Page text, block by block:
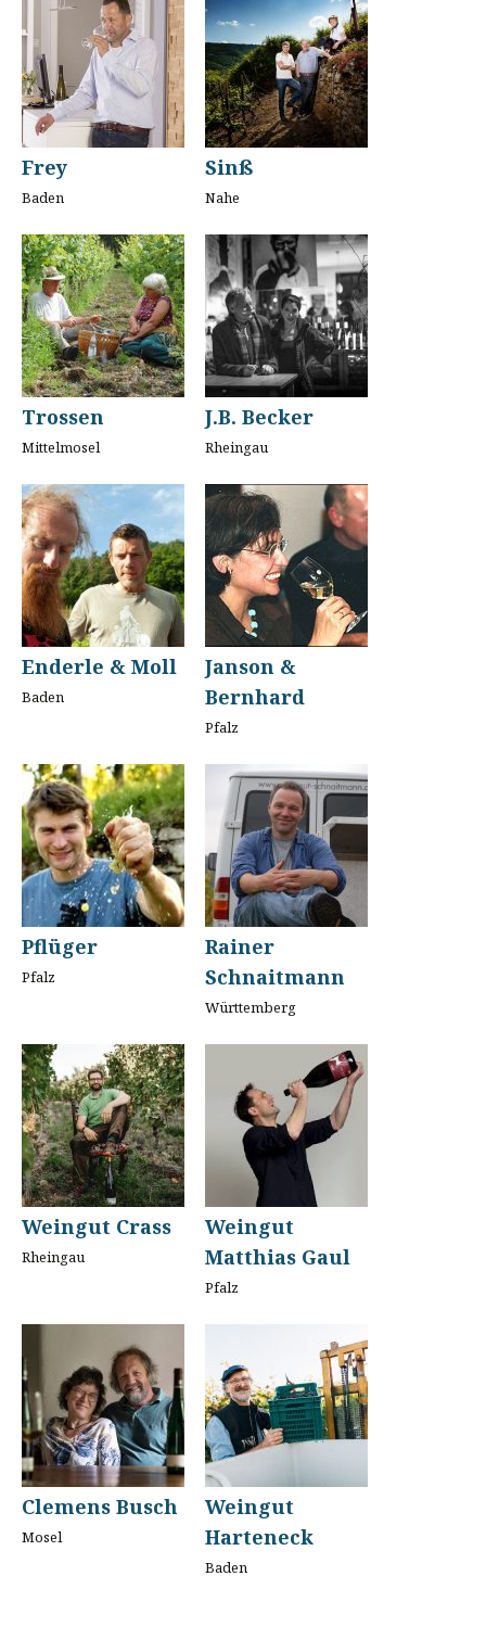
Frey
Baden
Sinß
Nahe
Trossen
Mittelmosel
J.B. Becker
Rheingau
Enderle & Moll
Baden
Janson &
Bernhard
Pfalz
Pflüger
Pfalz
Rainer
Schnaitmann
Württemberg
Weingut Crass
Rheingau
Weingut
Matthias Gaul
Pfalz
Clemens Busch
Mosel
Weingut
Harteneck
Baden